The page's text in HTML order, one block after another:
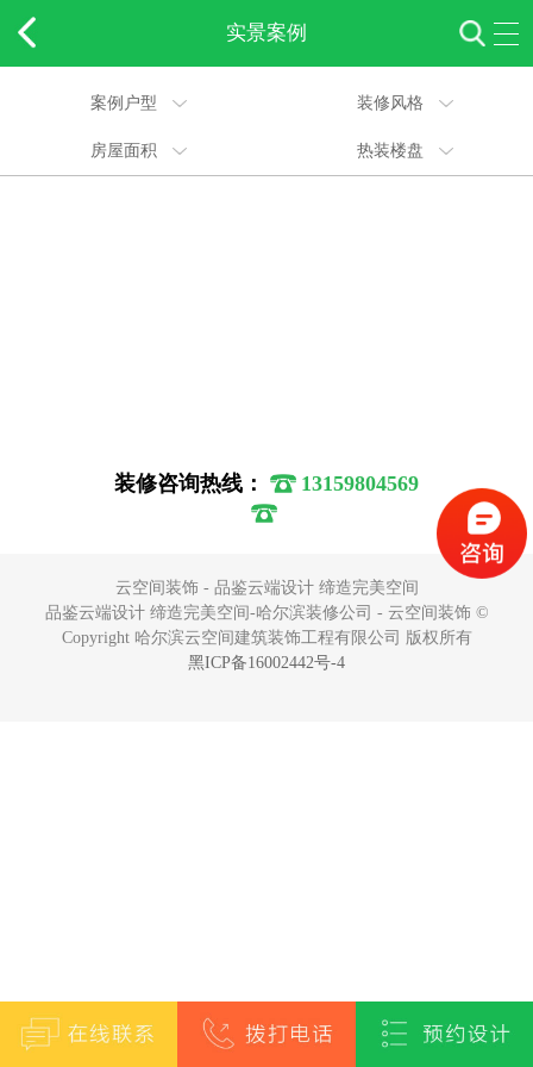
实景案例
案例户型 装修风格
房屋面积 热装楼盘
装修咨询热线： 13159804569
云空间装饰 - 品鉴云端设计 缔造完美空间
品鉴云端设计 缔造完美空间-哈尔滨装修公司 - 云空间装饰 ©
Copyright 哈尔滨云空间建筑装饰工程有限公司 版权所有
黑ICP备16002442号-4